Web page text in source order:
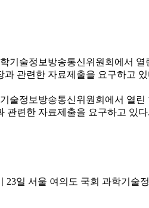
술정보방송통신위원회에서 열린
관련한 자료제출을 요구하고 있다
일 서울 여의도 국회 과학기